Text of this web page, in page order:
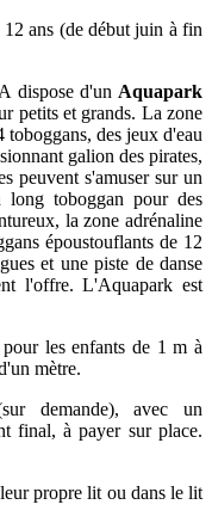
ans (de début juin à fin
dispose d'un Aquapark
petits et grands. La zone
des jeux d'eau
galion des pirates,
peuvent s'amuser sur un
toboggan pour des
la zone adrénaline
époustouflants de 12
et une piste de danse
l'offre. L'Aquapark est
les enfants de 1 m à
mètre.
demande), avec un
final, à payer sur place.
propre lit ou dans le lit